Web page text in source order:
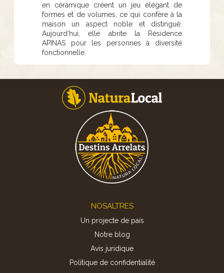
en céramique créent un jeu élégant de
formes et de volumes, ce qui confère à la
maison un aspect noble et distingué.
Aujourd’hui, elle abrite la Résidence
APINAS pour les personnes à diversité
fonctionnelle.
NOSALTRES
Un projecte de país
Notre blog
Avis juridique
Politique de confidentialité